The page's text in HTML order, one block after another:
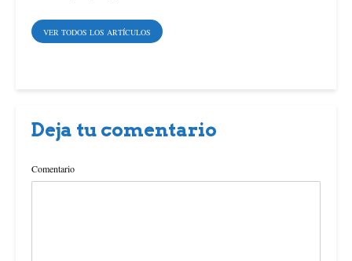
VER TODOS LOS ARTÍCULOS
Deja tu comentario
Comentario